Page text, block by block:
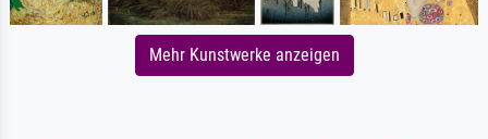
Mehr Kunstwerke anzeigen